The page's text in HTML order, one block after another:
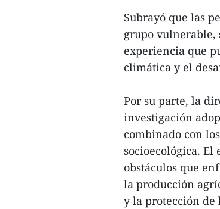
Subrayó que las
grupo vulnerable,
experiencia que
climática y el
Por su parte, la
investigación
combinado con
socioecológica.
obstáculos que
la producción
y la protección de